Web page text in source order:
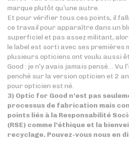
marque plutôt qu’une autre.
Et pour vérifier tous ces points, il
ce travail pour apparaître dans un
superficiel et pas assez militant,
le label est sorti avec ses premières
plusieurs opticiens ont voulu aussi
Good : je n’y avais jamais pensé… Vu
penché sur la version opticien et 2
pour opticien est né.
3) Optic for Good n’est pas
processus de fabrication mais
points liés à la Responsabilité
(RSE) comme l’éthique et la
recyclage. Pouvez-vous nous en